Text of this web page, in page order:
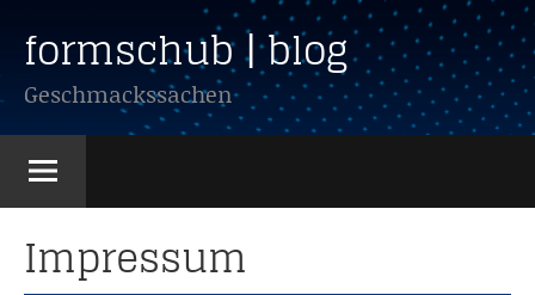
Inhalt
springen
formschub | blog
Geschmackssachen
Impressum